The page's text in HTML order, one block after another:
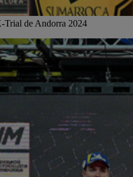
Trial de Andorra 2024